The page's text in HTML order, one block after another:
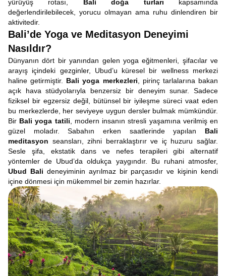
yürüyüş rotası, Bali doğa turları kapsamında
değerlendirilebilecek, yorucu olmayan ama ruhu dinlendiren bir
aktivitedir.
Bali’de Yoga ve Meditasyon Deneyimi
Nasıldır?
Dünyanın dört bir yanından gelen yoga eğitmenleri, şifacılar ve
arayış içindeki gezginler, Ubud’u küresel bir wellness merkezi
haline getirmiştir. Bali yoga merkezleri , pirinç tarlalarına bakan
açık hava stüdyolarıyla benzersiz bir deneyim sunar. Sadece
fiziksel bir egzersiz değil, bütünsel bir iyileşme süreci vaat eden
bu merkezlerde, her seviyeye uygun dersler bulmak mümkündür.
Bir Bali yoga tatili , modern insanın stresli yaşamına verilmiş en
güzel moladır. Sabahın erken saatlerinde yapılan Bali
meditasyon seansları, zihni berraklaştırır ve iç huzuru sağlar.
Sesle şifa, ekstatik dans ve nefes terapileri gibi alternatif
yöntemler de Ubud’da oldukça yaygındır. Bu ruhani atmosfer,
Ubud Bali deneyiminin ayrılmaz bir parçasıdır ve kişinin kendi
içine dönmesi için mükemmel bir zemin hazırlar.